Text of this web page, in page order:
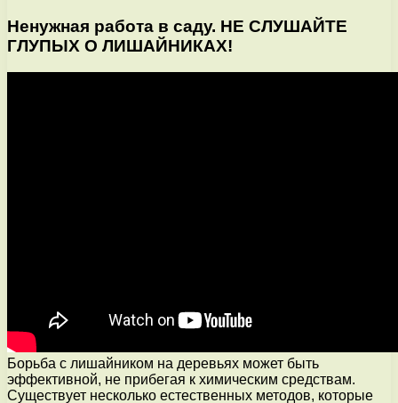
Ненужная работа в саду. НЕ СЛУШАЙТЕ
ГЛУПЫХ О ЛИШАЙНИКАХ!
Борьба с лишайником на деревьях может быть
эффективной, не прибегая к химическим средствам.
Существует несколько естественных методов, которые